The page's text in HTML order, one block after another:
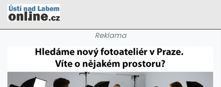
Reklama